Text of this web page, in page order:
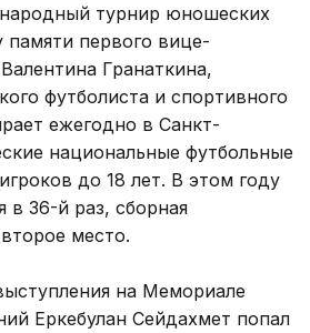
турнир юношеских
памяти первого вице-
Гранаткина,
футболиста и спортивного
ежегодно в Санкт-
национальные футбольные
до 18 лет. В этом году
в 36-й раз, сборная
место.
на Мемориале
Еркебулан Сейдахмет попал